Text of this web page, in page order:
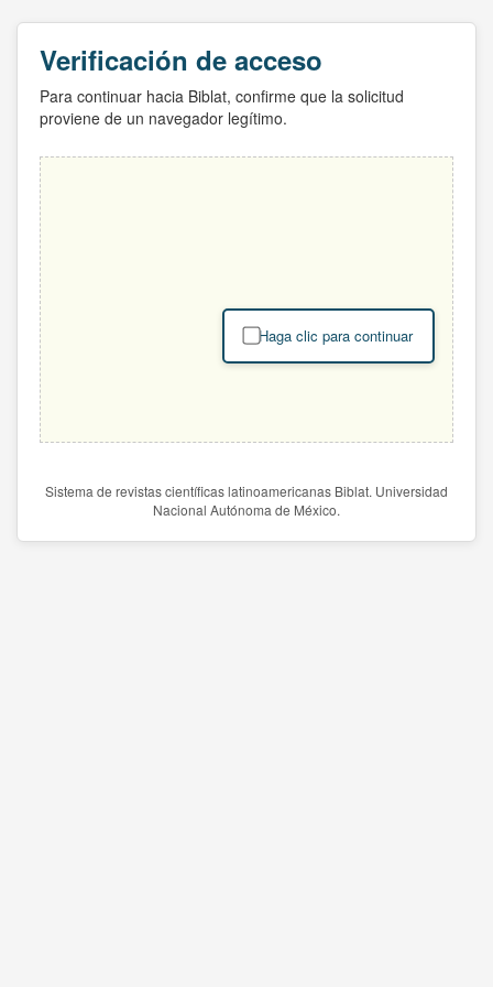
Verificación de acceso
Para continuar hacia Biblat, confirme que la solicitud
proviene de un navegador legítimo.
Haga clic para continuar
Sistema de revistas científicas latinoamericanas Biblat. Universidad
Nacional Autónoma de México.